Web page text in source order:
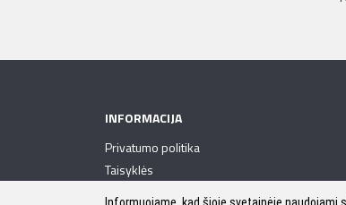
INFORMACIJA
Privatumo politika
Taisyklės